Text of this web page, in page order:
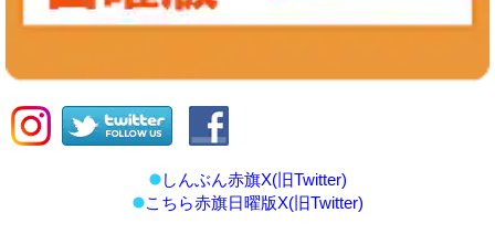
しんぶん赤旗X(旧Twitter)
こちら赤旗日曜版X(旧Twitter)